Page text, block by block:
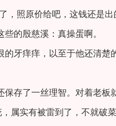
，照原价给吧，这钱还是出
些的殷慈溪：真操蛋啊。
的牙痒痒，以至于他还清
保存了一丝理智。对着老
，属实有被雷到了，不就